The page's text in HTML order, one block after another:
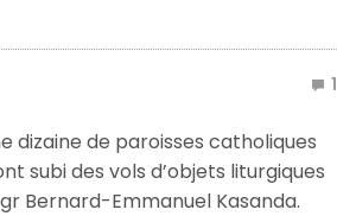
1
dizaine de paroisses catholiques
subi des vols d’objets liturgiques
Bernard-Emmanuel Kasanda.